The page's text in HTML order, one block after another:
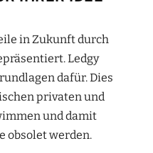
in Zukunft durch
Ledgy
dafür. Dies
privaten und
und damit
obsolet werden.